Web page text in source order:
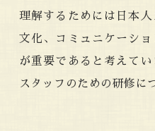
理解するためには日本
文化、コミュニケーシ
が重要であると考えて
スタッフのための研修に